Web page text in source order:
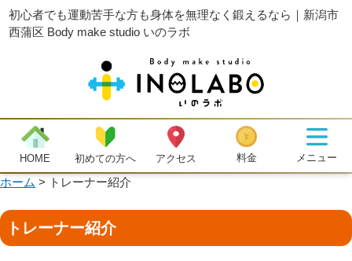
初心者でも運動苦手な方も身体を無理なく鍛えるなら｜新潟市
西蒲区 Body make studio いのラボ
HOME 初めての方へ アクセス 料金 メニュー
ホーム > トレーナー紹介
トレーナー紹介